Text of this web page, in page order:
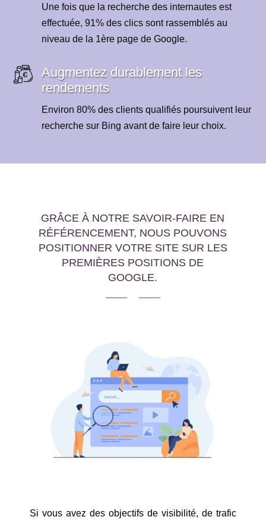
Une fois que la recherche des internautes est
effectuée, 91% des clics sont rassemblés au
niveau de la 1ère page de Google.
Augmentez durablement les
rendements
Environ 80% des clients qualifiés poursuivent leur
recherche sur Bing avant de faire leur choix.
GRÂCE À NOTRE SAVOIR-FAIRE EN
RÉFÉRENCEMENT, NOUS POUVONS
POSITIONNER VOTRE SITE SUR LES
PREMIÈRES POSITIONS DE
GOOGLE.
Si vous avez des objectifs de visibilité, de trafic